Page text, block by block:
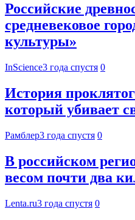
Российские
средневековое
культуры»
InScience3 года спустя 0
История
который убивает
Рамблер3 года спустя 0
В российском
весом почти два
Lenta.ru3 года спустя 0